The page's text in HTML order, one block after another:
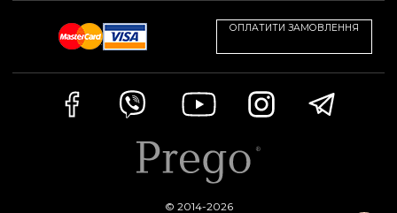
ОПЛАТИТИ ЗАМОВЛЕННЯ
© 2014-2026